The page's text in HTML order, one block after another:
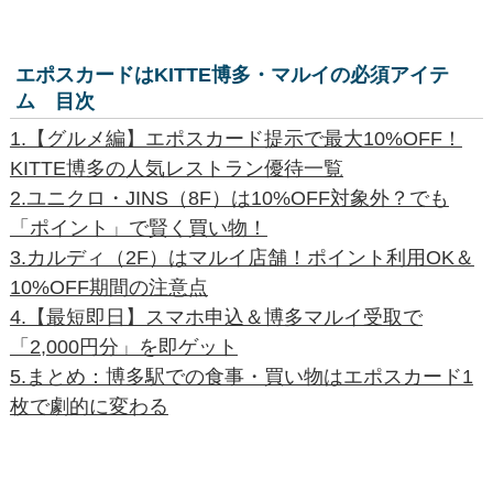
エポスカードはKITTE博多・マルイの必須アイテ
ム 目次
1.【グルメ編】エポスカード提示で最大10%OFF！
KITTE博多の人気レストラン優待一覧
2.ユニクロ・JINS（8F）は10%OFF対象外？でも
「ポイント」で賢く買い物！
3.カルディ（2F）はマルイ店舗！ポイント利用OK＆
10%OFF期間の注意点
4.【最短即日】スマホ申込＆博多マルイ受取で
「2,000円分」を即ゲット
5.まとめ：博多駅での食事・買い物はエポスカード1
枚で劇的に変わる